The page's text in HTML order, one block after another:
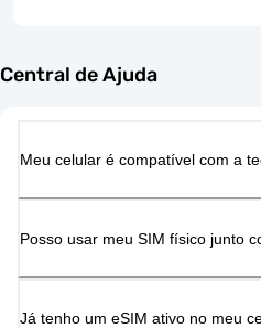
Central de Ajuda
Meu celular é compatível com a
Posso usar meu SIM físico junto
Já tenho um eSIM ativo no meu